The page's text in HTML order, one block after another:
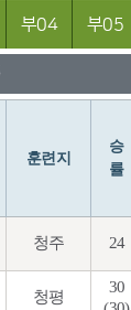
부04 부05
훈련지
승
률
청주 24
청평
30